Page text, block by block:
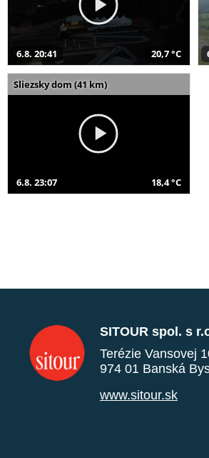
6.8. 20:41 20,7 °C
Sliezsky dom (41 km)
6.8. 23:07 18,4 °C
SITOUR spol. s
Terézie Vansovej
974 01 Banská
www.sitour.sk